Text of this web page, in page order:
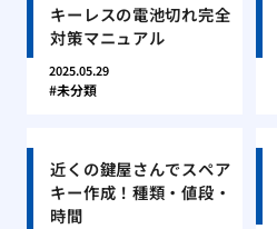
キーレスの電池切れ完全
対策マニュアル
2025.05.29
未分類
近くの鍵屋さんでスペア
キー作成！種類・値段・
時間